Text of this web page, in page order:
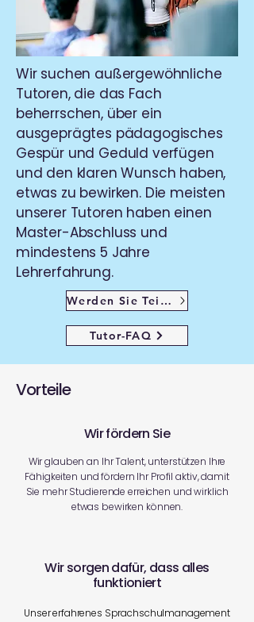
Wir suchen außergewöhnliche
Tutoren, die das Fach
beherrschen, über ein
ausgeprägtes pädagogisches
Gespür und Geduld verfügen
und den klaren Wunsch haben,
etwas zu bewirken. Die meisten
unserer Tutoren haben einen
Master-Abschluss und
mindestens 5 Jahre
Lehrerfahrung.
Werden Sie Teil unseres Teams!
Tutor-FAQ
Vorteile
Wir fördern Sie
Wir glauben an Ihr Talent, unterstützen Ihre
Fähigkeiten und fördern Ihr Profil aktiv, damit
Sie mehr Studierende erreichen und wirklich
etwas bewirken können.
Wir sorgen dafür, dass alles
funktioniert
Unser erfahrenes Sprachschulmanagement